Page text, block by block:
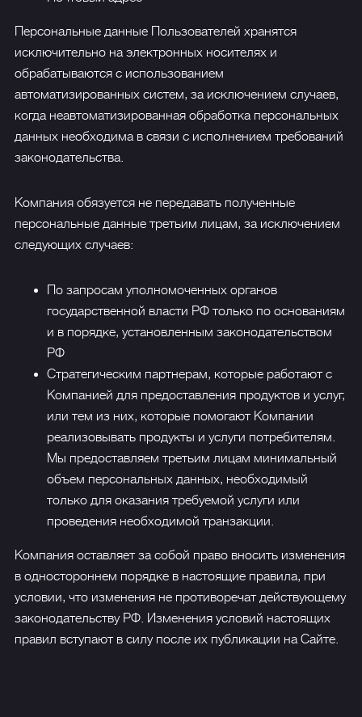
Персональные данные Пользователей хранятся
исключительно на электронных носителях и
обрабатываются с использованием
автоматизированных систем, за исключением случаев,
когда неавтоматизированная обработка персональных
данных необходима в связи с исполнением требований
законодательства.
Компания обязуется не передавать полученные
персональные данные третьим лицам, за исключением
следующих случаев:
По запросам уполномоченных органов
государственной власти РФ только по основаниям
и в порядке, установленным законодательством
РФ
Стратегическим партнерам, которые работают с
Компанией для предоставления продуктов и услуг,
или тем из них, которые помогают Компании
реализовывать продукты и услуги потребителям.
Мы предоставляем третьим лицам минимальный
объем персональных данных, необходимый
только для оказания требуемой услуги или
проведения необходимой транзакции.
Компания оставляет за собой право вносить изменения
в одностороннем порядке в настоящие правила, при
условии, что изменения не противоречат действующему
законодательству РФ. Изменения условий настоящих
правил вступают в силу после их публикации на Сайте.